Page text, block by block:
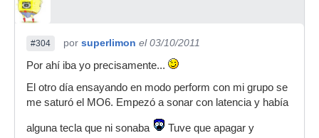
#304 por superlimon el 03/10/2011
Por ahí iba yo precisamente...
El otro día ensayando en modo perform con mi grupo se
me saturó el MO6. Empezó a sonar con latencia y había
alguna tecla que ni sonaba
Tuve que apagar y